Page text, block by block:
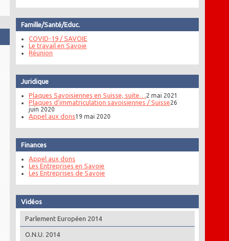
Famille/Santé/Educ.
COVID-19 / SAVOIE
Le travail en Savoie
Réunion
Juridique
Plaques Savoisiennes en Suisse, suite… 2 mai 2021
Plaques d’immatriculation savoisiennes / Suisse26
juin 2020
Appel aux dons19 mai 2020
Finances
Appel aux dons
Les Entreprises en Savoie
Les Entreprises de Savoie
Vidéos
Parlement Européen 2014
O.N.U. 2014